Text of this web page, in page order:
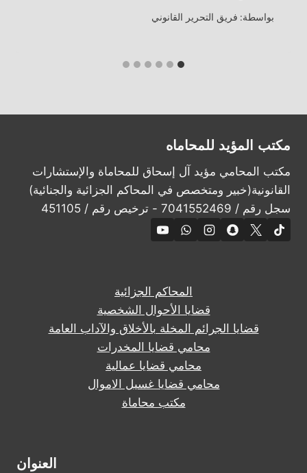
بواسطة: فريق التحرير القانوني
مكتب المؤيد للمحاماه
مكتب المحامي مؤيد آل إسحاق للمحاماة والإستشارات
القانونية(خبير ومتخصص في المحاكم الجزائية والجنائية)
سجل رقم / 7041552469 - ترخيص رقم / 451105
المحاكم الجزائية
قضايا الأحوال الشخصية
قضايا الجرائم المخلة بالأخلاق والآداب العامة
محامي قضايا المخدرات
محامي قضايا عمالية
محامي قضايا غسيل الاموال
مكتب محاماة
العنوان